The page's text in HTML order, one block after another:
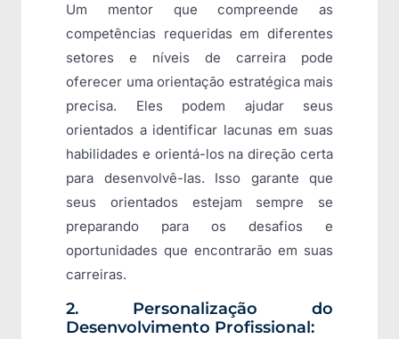
Um mentor que compreende as
competências requeridas em diferentes
setores e níveis de carreira pode
oferecer uma orientação estratégica mais
precisa. Eles podem ajudar seus
orientados a identificar lacunas em suas
habilidades e orientá-los na direção certa
para desenvolvê-las. Isso garante que
seus orientados estejam sempre se
preparando para os desafios e
oportunidades que encontrarão em suas
carreiras.
2. Personalização do
Desenvolvimento Profissional: